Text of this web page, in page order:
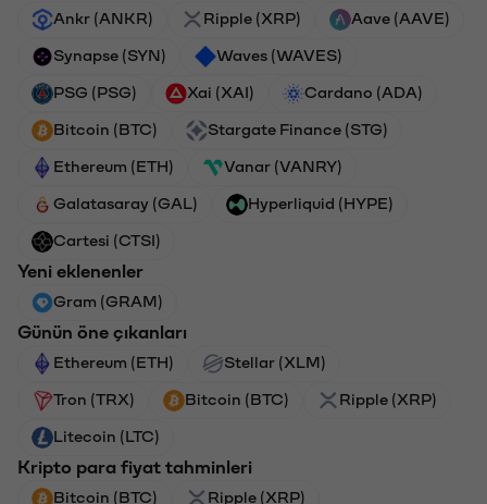
Ankr (ANKR) Ripple (XRP) Aave (AAVE)
Synapse (SYN) Waves (WAVES)
PSG (PSG) Xai (XAI) Cardano (ADA)
Bitcoin (BTC) Stargate Finance (STG)
Ethereum (ETH) Vanar (VANRY)
Galatasaray (GAL) Hyperliquid (HYPE)
Cartesi (CTSI)
Yeni eklenenler
Gram (GRAM)
Günün öne çıkanları
Ethereum (ETH) Stellar (XLM)
Tron (TRX) Bitcoin (BTC) Ripple (XRP)
Litecoin (LTC)
Kripto para fiyat tahminleri
Bitcoin (BTC) Ripple (XRP)